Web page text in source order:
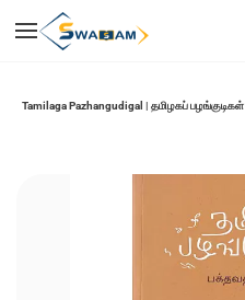
main
Tamilaga Pazhangudigal | தமிழகப் பழங்குடிகள்